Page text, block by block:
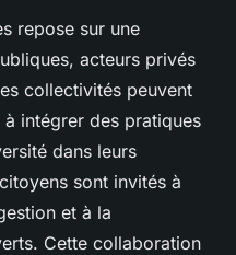
repose sur une
acteurs privés
collectivités peuvent
intégrer des pratiques
dans leurs
sont invités à
et à la
Cette collaboration